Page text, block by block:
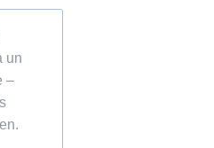
un
–